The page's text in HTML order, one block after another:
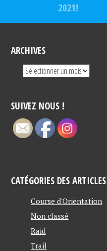
2021!
ARCHIVES
SUIVEZ NOUS !
CATÉGORIES DES ARTICLES
Course d'Orientation
Non classé
Raid
Trail